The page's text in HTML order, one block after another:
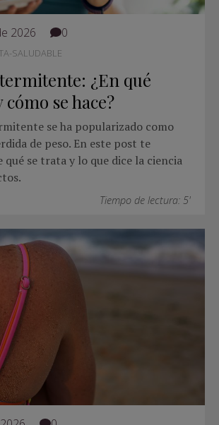
2026 0
SALUDABLE
¿En qué
cómo se hace?
se ha popularizado como
de peso. En este post te
qué se trata y lo que dice la ciencia
Tiempo de lectura: 5'